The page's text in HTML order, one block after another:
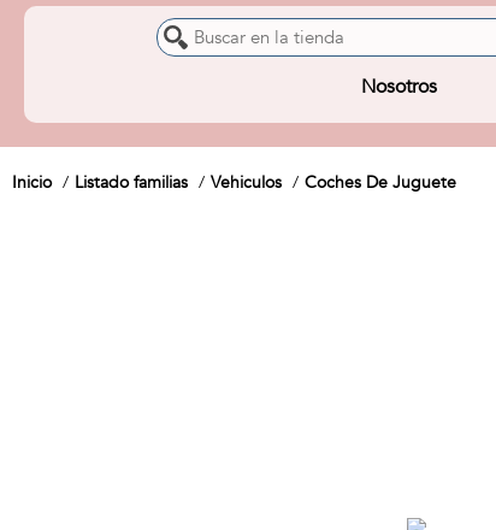
Nosotros
Inicio Listado familias Vehiculos Coches De Juguete